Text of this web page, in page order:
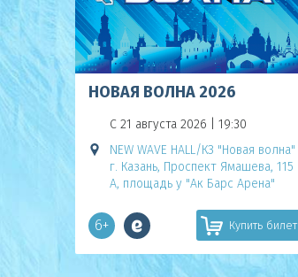
НОВАЯ ВОЛНА 2026
С 21 августа 2026 | 19:30
NEW WAVE HALL/КЗ "Новая волна"
г. Казань, Проспект Ямашева, 115
А, площадь у "Ак Барс Арена"
6+ Купить билет